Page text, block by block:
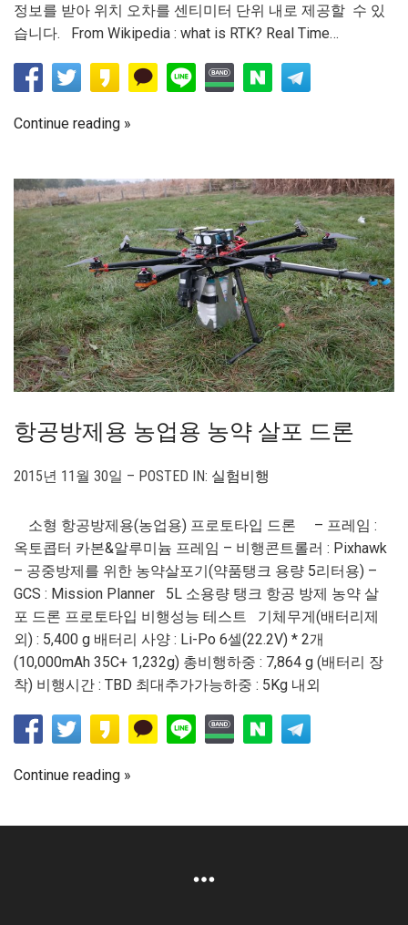
정보를 받아 위치 오차를 센티미터 단위 내로 제공할 수 있
습니다. From Wikipedia : what is RTK? Real Time…
Continue reading
항공방제용 농업용 농약 살포 드론
2015년 11월 30일 – POSTED IN: 실험비행
소형 항공방제용(농업용) 프로토타입 드론 – 프레임 :
옥토콥터 카본&알루미늄 프레임 – 비행콘트롤러 : Pixhawk
– 공중방제를 위한 농약살포기(약품탱크 용량 5리터용) –
GCS : Mission Planner 5L 소용량 탱크 항공 방제 농약 살
포 드론 프로토타입 비행성능 테스트 기체무게(배터리제
외) : 5,400 g 배터리 사양 : Li-Po 6셀(22.2V) * 2개
(10,000mAh 35C+ 1,232g) 총비행하중 : 7,864 g (배터리 장
착) 비행시간 : TBD 최대추가가능하중 : 5Kg 내외
Continue reading